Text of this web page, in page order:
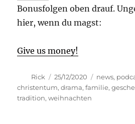
Bonusfolgen oben drauf.
hier, wenn du magst:
Give us money!
Autor
Rick
Veröffentlicht
am
25/12/2020 Kategorien
news,
christentum,drama,familie,
tradition,weihnachten